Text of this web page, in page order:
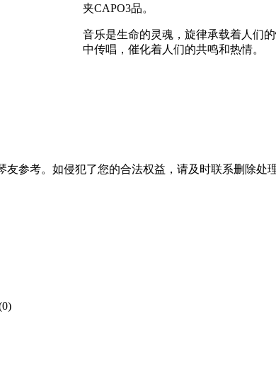
夹CAPO3品。
音乐是生命的灵魂，旋律承载着人们
中传唱，催化着人们的共鸣和热情。
参考。如侵犯了您的合法权益，请及时联系删除处